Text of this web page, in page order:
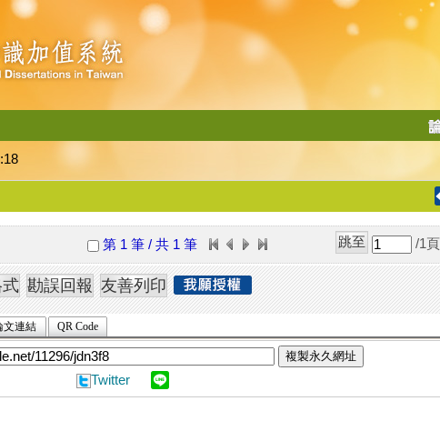
導
第 1 筆 / 共 1 筆 /1 頁
文連結 QR Code
複製永久網址
Twitter